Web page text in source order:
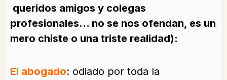
queridos amigos y colegas
profesionales… no se nos ofendan, es un
mero chiste o una triste realidad):
El abogado: odiado por toda la